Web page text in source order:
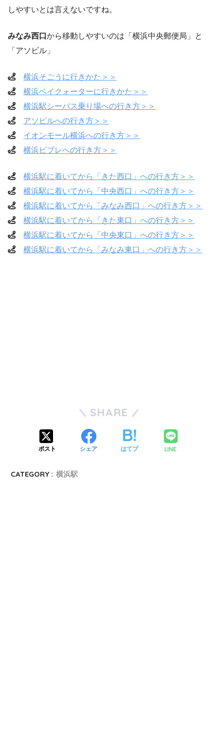
しやすいとは言えないですね。
みなみ西口 から移動しやすいのは「横浜中央郵便局」と
「アソビル」
横浜そごうに行きかた＞＞
横浜ベイクォーターに行きかた＞＞
横浜駅シーバス乗り場への行き方＞＞
アソビルへの行き方＞＞
イオンモール横浜への行き方＞＞
横浜ビブレへの行き方＞＞
横浜駅に着いてから「きた西口」への行き方＞ ＞
横浜駅に着いてから「中央西口」への行き方＞＞
横浜駅に着いてから「みなみ西口」への行き方 ＞＞
横浜駅に着いてから「きた東口」への行き方＞＞
横浜駅に着いてから「中央東口」への行き方＞＞
横浜駅に着いてから「みなみ東口」への行き方＞＞
SHARE
ポスト シェア はてブ LINE
CATEGORY : 横浜駅